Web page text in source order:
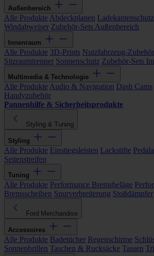
Außenbereich
Alle Produkte Abdeckplanen Ladekantenschutz
Windabweiser Zubehör-Sets Außenbereich
Innenraum
Alle Produkte 3D-Prints Nutzfahrzeug-Zubehör
Sitzraumtrenner Sonnenschutz Zubehör-Sets
Multimedia & Technologie
Alle Produkte Audio & Navigation Dash Cams
Handyzubehör
Pannenhilfe & Sicherheitsprodukte
Styling & Tuning
Styling
Alle Produkte Einstiegsleisten Lackstifte
Seitenstreifen
Tuning
Alle Produkte Performance Bremsbeläge
Bremsscheiben Spurverbreiterung Stoßdämpfer
Ford Merchandise
Accessoires
Alle Produkte Badetücher Regenschirme
Sonnenbrillen Taschen & Rucksäcke Tassen